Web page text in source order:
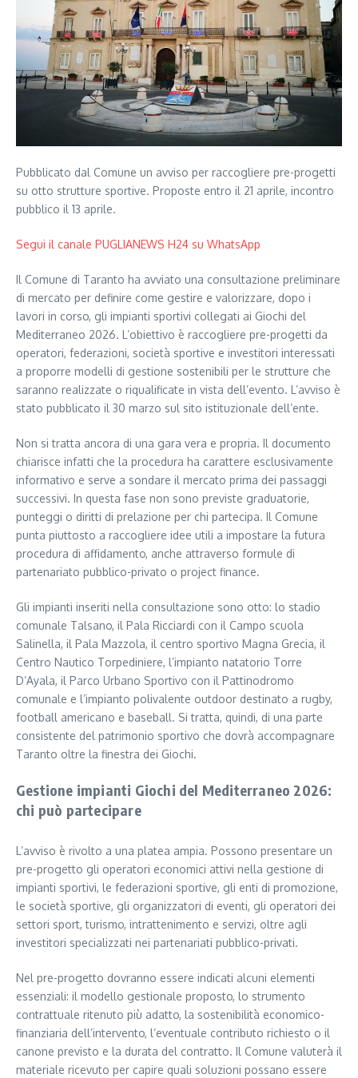
Pubblicato dal Comune un avviso per raccogliere pre-progetti
su otto strutture sportive. Proposte entro il 21 aprile, incontro
pubblico il 13 aprile.
Segui il canale PUGLIANEWS H24 su WhatsApp
Il Comune di Taranto ha avviato una consultazione preliminare
di mercato per definire come gestire e valorizzare, dopo i
lavori in corso, gli impianti sportivi collegati ai Giochi del
Mediterraneo 2026. L’obiettivo è raccogliere pre-progetti da
operatori, federazioni, società sportive e investitori interessati
a proporre modelli di gestione sostenibili per le strutture che
saranno realizzate o riqualificate in vista dell’evento. L’avviso è
stato pubblicato il 30 marzo sul sito istituzionale dell’ente.
Non si tratta ancora di una gara vera e propria. Il documento
chiarisce infatti che la procedura ha carattere esclusivamente
informativo e serve a sondare il mercato prima dei passaggi
successivi. In questa fase non sono previste graduatorie,
punteggi o diritti di prelazione per chi partecipa. Il Comune
punta piuttosto a raccogliere idee utili a impostare la futura
procedura di affidamento, anche attraverso formule di
partenariato pubblico-privato o project finance.
Gli impianti inseriti nella consultazione sono otto: lo stadio
comunale Talsano, il Pala Ricciardi con il Campo scuola
Salinella, il Pala Mazzola, il centro sportivo Magna Grecia, il
Centro Nautico Torpediniere, l’impianto natatorio Torre
D’Ayala, il Parco Urbano Sportivo con il Pattinodromo
comunale e l’impianto polivalente outdoor destinato a rugby,
football americano e baseball. Si tratta, quindi, di una parte
consistente del patrimonio sportivo che dovrà accompagnare
Taranto oltre la finestra dei Giochi.
Gestione impianti Giochi del Mediterraneo 2026:
chi può partecipare
L’avviso è rivolto a una platea ampia. Possono presentare un
pre-progetto gli operatori economici attivi nella gestione di
impianti sportivi, le federazioni sportive, gli enti di promozione,
le società sportive, gli organizzatori di eventi, gli operatori dei
settori sport, turismo, intrattenimento e servizi, oltre agli
investitori specializzati nei partenariati pubblico-privati.
Nel pre-progetto dovranno essere indicati alcuni elementi
essenziali: il modello gestionale proposto, lo strumento
contrattuale ritenuto più adatto, la sostenibilità economico-
finanziaria dell’intervento, l’eventuale contributo richiesto o il
canone previsto e la durata del contratto. Il Comune valuterà il
materiale ricevuto per capire quali soluzioni possano essere